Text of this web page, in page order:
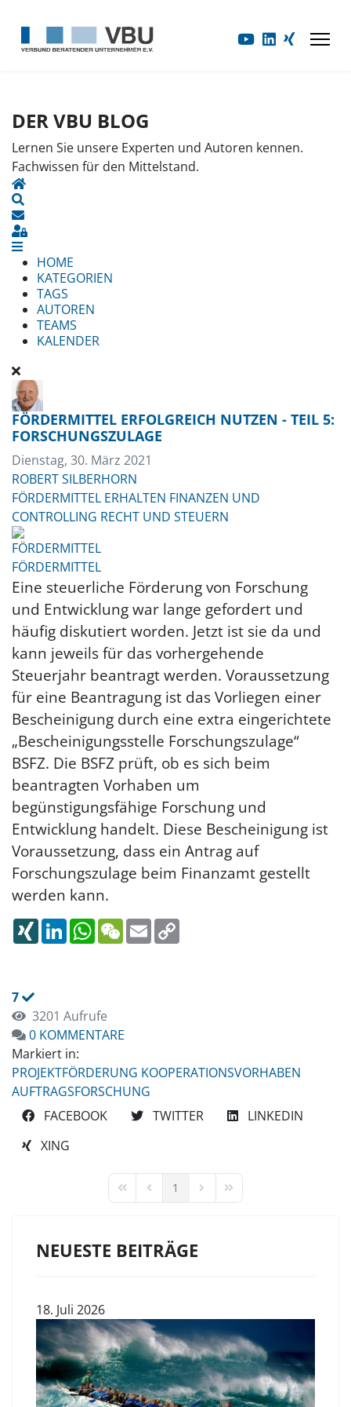
DER VBU BLOG
Lernen Sie unsere Experten und Autoren kennen.
Fachwissen für den Mittelstand.
HOME
UPDATES ABONNIEREN
SIGN IN
HOME
KATEGORIEN
TAGS
AUTOREN
TEAMS
KALENDER
FÖRDERMITTEL ERFOLGREICH NUTZEN - TEIL 5:
FORSCHUNGSZULAGE
Dienstag, 30. März 2021
ROBERT SILBERHORN
FÖRDERMITTEL ERHALTEN FINANZEN UND
CONTROLLING RECHT UND STEUERN
FÖRDERMITTEL
Eine steuerliche Förderung von Forschung
und Entwicklung war lange gefordert und
häufig diskutiert worden. Jetzt ist sie da und
kann jeweils für das vorhergehende
Steuerjahr beantragt werden. Voraussetzung
für eine Beantragung ist das Vorliegen einer
Bescheinigung durch eine extra eingerichtete
„Bescheinigungsstelle Forschungszulage“
BSFZ. Die BSFZ prüft, ob es sich beim
beantragten Vorhaben um
begünstigungsfähige Forschung und
Entwicklung handelt. Diese Bescheinigung ist
Voraussetzung, dass ein Antrag auf
Forschungszulage beim Finanzamt gestellt
werden kann.
XINGLINKEDINWHATSAPP
WECHAT
EMAIL
7
3201 Aufrufe
0 KOMMENTARE
Markiert in:
PROJEKTFÖRDERUNG KOOPERATIONSVORHABEN
AUFTRAGSFORSCHUNG
FACEBOOK
TWITTER
LINKEDIN
XING
FIRST PAGEPREVIOUS PAGE
1 NEXT PAGELAST PAGE
NEUESTE BEITRÄGE
18. Juli 2026